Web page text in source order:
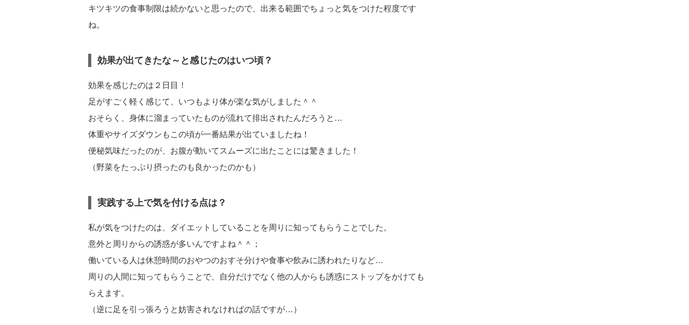
キツキツの食事制限は続かないと思ったので、出来る範囲でちょっと気をつけた程度です
ね。
効果が出てきたな～と感じたのはいつ頃？
効果を感じたのは２日目！
足がすごく軽く感じて、いつもより体が楽な気がしました＾＾
おそらく、身体に溜まっていたものが流れて排出されたんだろうと…
体重やサイズダウンもこの頃が一番結果が出ていましたね！
便秘気味だったのが、お腹が動いてスムーズに出たことには驚きました！
（野菜をたっぷり摂ったのも良かったのかも）
実践する上で気を付ける点は？
私が気をつけたのは、ダイエットしていることを周りに知ってもらうことでした。
意外と周りからの誘惑が多いんですよね＾＾；
働いている人は休憩時間のおやつのおすそ分けや食事や飲みに誘われたりなど…
周りの人間に知ってもらうことで、自分だけでなく他の人からも誘惑にストップをかけても
らえます。
（逆に足を引っ張ろうと妨害されなければの話ですが…）